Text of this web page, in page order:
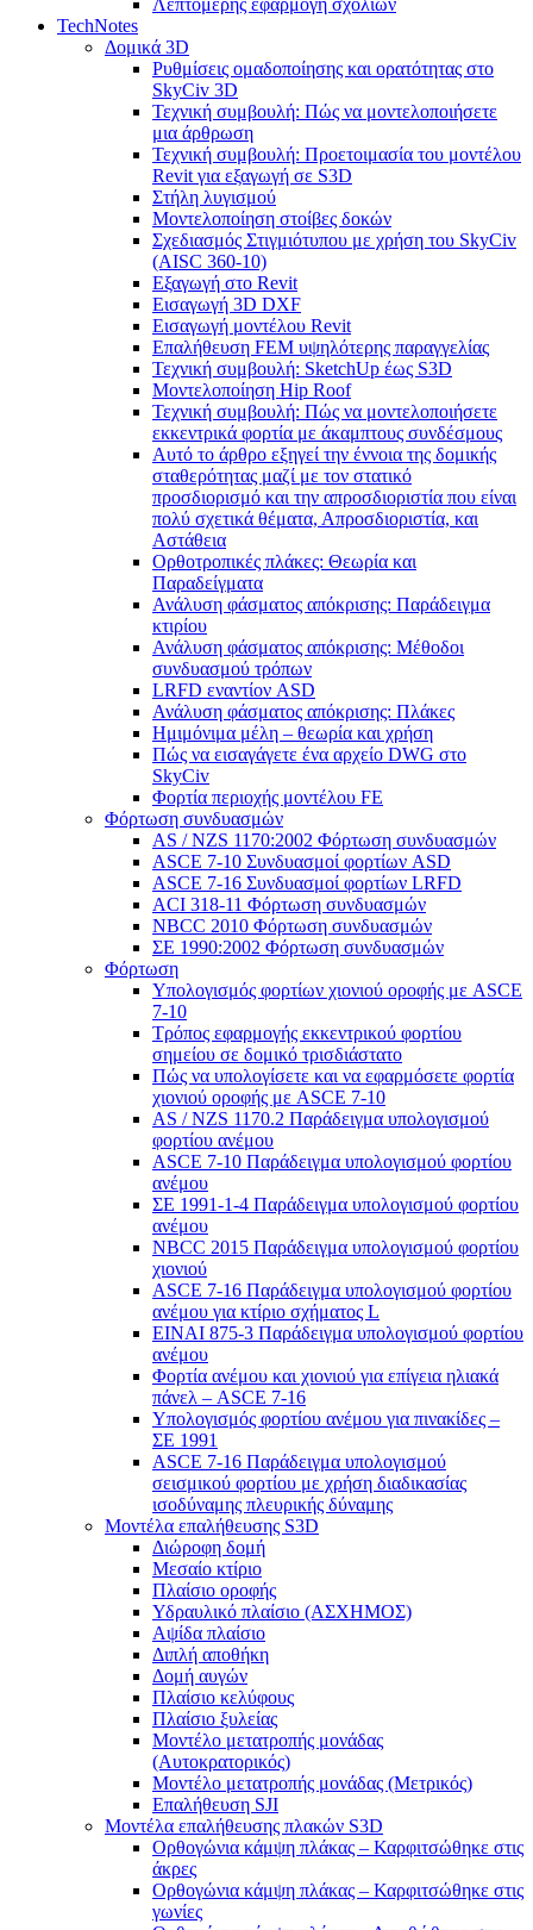
Λεπτομερής εφαρμογή σχολίων
TechNotes
Δομικά 3D
Ρυθμίσεις ομαδοποίησης και ορατότητας στο
SkyCiv 3D
Τεχνική συμβουλή: Πώς να μοντελοποιήσετε
μια άρθρωση
Τεχνική συμβουλή: Προετοιμασία του μοντέλου
Revit για εξαγωγή σε S3D
Στήλη λυγισμού
Μοντελοποίηση στοίβες δοκών
Σχεδιασμός Στιγμιότυπου με χρήση του SkyCiv
(AISC 360-10)
Εξαγωγή στο Revit
Εισαγωγή 3D DXF
Εισαγωγή μοντέλου Revit
Επαλήθευση FEM υψηλότερης παραγγελίας
Τεχνική συμβουλή: SketchUp έως S3D
Μοντελοποίηση Hip Roof
Τεχνική συμβουλή: Πώς να μοντελοποιήσετε
εκκεντρικά φορτία με άκαμπτους συνδέσμους
Αυτό το άρθρο εξηγεί την έννοια της δομικής
σταθερότητας μαζί με τον στατικό
προσδιορισμό και την απροσδιοριστία που είναι
πολύ σχετικά θέματα, Απροσδιοριστία, και
Αστάθεια
Ορθοτροπικές πλάκες: Θεωρία και
Παραδείγματα
Ανάλυση φάσματος απόκρισης: Παράδειγμα
κτιρίου
Ανάλυση φάσματος απόκρισης: Μέθοδοι
συνδυασμού τρόπων
LRFD εναντίον ASD
Ανάλυση φάσματος απόκρισης: Πλάκες
Ημιμόνιμα μέλη – θεωρία και χρήση
Πώς να εισαγάγετε ένα αρχείο DWG στο
SkyCiv
Φορτία περιοχής μοντέλου FE
Φόρτωση συνδυασμών
AS / NZS 1170:2002 Φόρτωση συνδυασμών
ASCE 7-10 Συνδυασμοί φορτίων ASD
ASCE 7-16 Συνδυασμοί φορτίων LRFD
ACI 318-11 Φόρτωση συνδυασμών
NBCC 2010 Φόρτωση συνδυασμών
ΣΕ 1990:2002 Φόρτωση συνδυασμών
Φόρτωση
Υπολογισμός φορτίων χιονιού οροφής με ASCE
7-10
Τρόπος εφαρμογής εκκεντρικού φορτίου
σημείου σε δομικό τρισδιάστατο
Πώς να υπολογίσετε και να εφαρμόσετε φορτία
χιονιού οροφής με ASCE 7-10
AS / NZS 1170.2 Παράδειγμα υπολογισμού
φορτίου ανέμου
ASCE 7-10 Παράδειγμα υπολογισμού φορτίου
ανέμου
ΣΕ 1991-1-4 Παράδειγμα υπολογισμού φορτίου
ανέμου
NBCC 2015 Παράδειγμα υπολογισμού φορτίου
χιονιού
ASCE 7-16 Παράδειγμα υπολογισμού φορτίου
ανέμου για κτίριο σχήματος L
ΕΙΝΑΙ 875-3 Παράδειγμα υπολογισμού φορτίου
ανέμου
Φορτία ανέμου και χιονιού για επίγεια ηλιακά
πάνελ – ASCE 7-16
Υπολογισμός φορτίου ανέμου για πινακίδες –
ΣΕ 1991
ASCE 7-16 Παράδειγμα υπολογισμού
σεισμικού φορτίου με χρήση διαδικασίας
ισοδύναμης πλευρικής δύναμης
Μοντέλα επαλήθευσης S3D
Διώροφη δομή
Μεσαίο κτίριο
Πλαίσιο οροφής
Υδραυλικό πλαίσιο (ΑΣΧΗΜΟΣ)
Αψίδα πλαίσιο
Διπλή αποθήκη
Δομή αυγών
Πλαίσιο κελύφους
Πλαίσιο ξυλείας
Μοντέλο μετατροπής μονάδας
(Αυτοκρατορικός)
Μοντέλο μετατροπής μονάδας (Μετρικός)
Επαλήθευση SJI
Μοντέλα επαλήθευσης πλακών S3D
Ορθογώνια κάμψη πλάκας – Καρφιτσώθηκε στις
άκρες
Ορθογώνια κάμψη πλάκας – Καρφιτσώθηκε στις
γωνίες